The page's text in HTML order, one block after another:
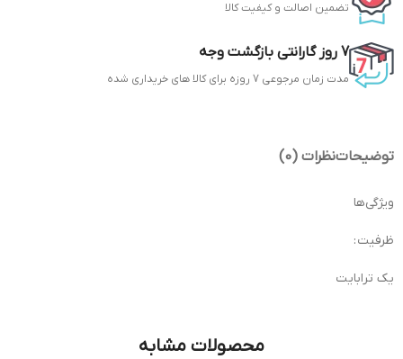
تضمین اصالت و کیفیت کالا
7 روز گارانتی بازگشت وجه
مدت زمان مرجوعی 7 روزه برای کالا های خریداری شده
توضیحاتنظرات (0)
ویژگی‌ها
ظرفیت :
یک ترابایت
محصولات مشابه